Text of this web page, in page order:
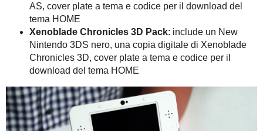
AS, cover plate a tema e codice per il download del
tema HOME
Xenoblade Chronicles 3D Pack: include un New
Nintendo 3DS nero, una copia digitale di Xenoblade
Chronicles 3D, cover plate a tema e codice per il
download del tema HOME